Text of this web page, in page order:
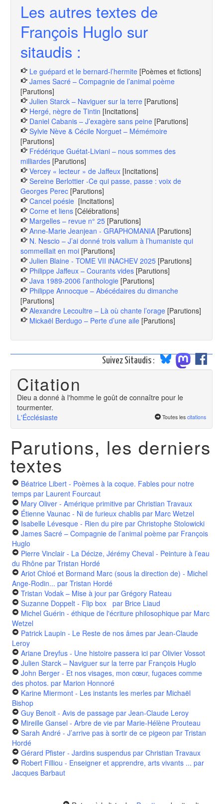
Les autres textes de
François Huglo sur
sitaudis :
Le guépard et le bernard-l’hermite [Poèmes et fictions]
James Sacré – Compagnie de l’animal poème
[Parutions]
Julien Starck – Naviguer sur la terre [Parutions]
Hergé, nègre de Tintin [Incitations]
Daniel Cabanis – J’exagère sans peine [Parutions]
Sylvie Nève & Cécile Norguet – Mémémoire
[Parutions]
Frédérique Guétat-Liviani – nous sommes des
milliardes [Parutions]
Vercey « lecteur » de Jaffeux [Incitations]
Sereine Berlottier -Ce qui passe, passe : voix de
Georges Perec [Parutions]
Cancel poésie [Incitations]
Corne et liens [Célébrations]
Margelles – revue n° 25 [Parutions]
Anne-Marie Jeanjean - GRAPHOMANIA [Parutions]
N. Nescio – J’ai donné trois valium à l’humaniste qui
sommeillait en moi [Parutions]
Julien Blaine - TOME VII iNACHEV 2025 [Parutions]
Philippe Jaffeux – Courants vides [Parutions]
Java 1989-2006 l’anthologie [Parutions]
Philippe Annocque – Abécédaires du dimanche
[Parutions]
Alexandre Lecoultre – Là où chante l’orage [Parutions]
Mickaël Berdugo – Perte d’une aile [Parutions]
Suivez Sitaudis :
Citation
Dieu a donné à l'homme le goût de connaître pour le
tourmenter.
L'Écclésiaste
Toutes les citations
Parutions, les derniers
textes
Béatrice Libert - Poèmes à la coque. Fables pour notre
temps par Laurent Fourcaut
Mary Oliver - Amérique primitive par Christian Travaux
Étienne Vaunac - Ni de furieux chablis par Marc Wetzel
Isabelle Lévesque - Rien du pire par Christophe Stolowicki
James Sacré – Compagnie de l’animal poème par François
Huglo
Pierre Vinclair - La Décize, Jérémy Cheval - Peinture à l’eau
du Rhône par Tristan Hordé
Ariot Chloé et Bormand Marc (sous la direction de) - Michel
Ange-Rodin... par Tristan Hordé
Tristan Vodak – Mise à jour par Grégory Rateau
Suzanne Doppelt - Flip box par Brice Liaud
Michel Guérin - éthique de l'écriture philosophique par Marc
Wetzel
Patrick Laupin - Le Reste de nos âmes par Jean-Claude
Leroy
Ariane Dreyfus - Une histoire passera ici par Olivier Vossot
Julien Starck – Naviguer sur la terre par François Huglo
John Berger - Et nos visages, mon cœur, fugaces comme
des photos. par Marion Honnoré
Karine Miermont - Les instants les merles par Michaël
Bishop
Guy Benoit - Avis de passage par Jean-Claude Leroy
Mireille Gansel - Arbre de vie par Marie-Hélène Prouteau
Sarah André - J’arrive pas à sortir de ce pigeon par Tristan
Hordé
Gérard Pfister - Jardins suspendus par Christian Travaux
Robert Filliou - Enseigner et apprendre, arts vivants ... par
Jacques Barbaut